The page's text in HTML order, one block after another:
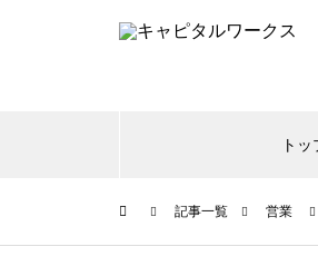
ト
記事一覧 営業